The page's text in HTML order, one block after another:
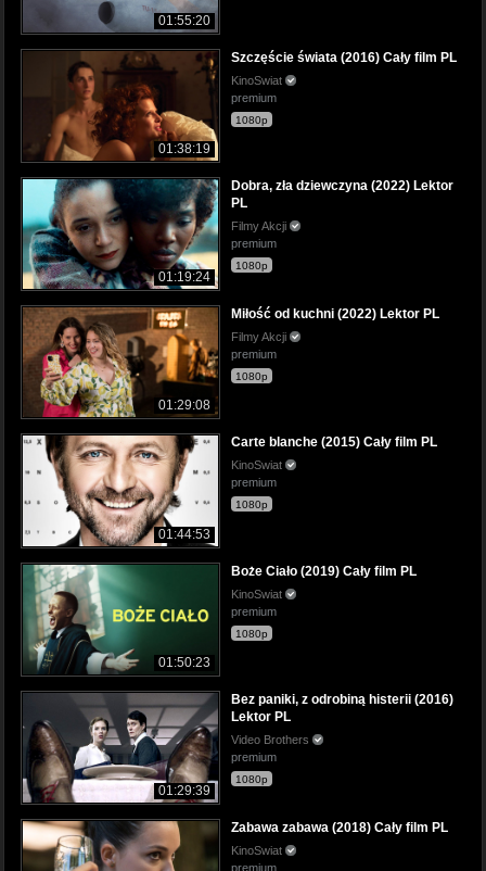
01:55:20
01:38:19
Szczęście świata (2016) Cały film PL
KinoSwiat
premium
1080p
01:19:24
Dobra, zła dziewczyna (2022) Lektor
PL
Filmy Akcji
premium
1080p
01:29:08
Miłość od kuchni (2022) Lektor PL
Filmy Akcji
premium
1080p
01:44:53
Carte blanche (2015) Cały film PL
KinoSwiat
premium
1080p
01:50:23
Boże Ciało (2019) Cały film PL
KinoSwiat
premium
1080p
01:29:39
Bez paniki, z odrobiną histerii (2016)
Lektor PL
Video Brothers
premium
1080p
Zabawa zabawa (2018) Cały film PL
KinoSwiat
premium